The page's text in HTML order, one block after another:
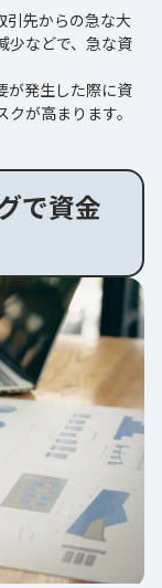
引先からの急な大
少などで、急な資
が発生した際に資
が高まります。
で資金